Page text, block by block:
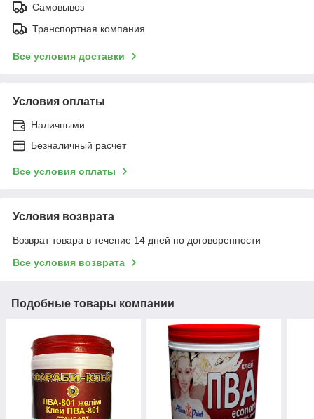
Самовывоз
Транспортная компания
Все условия доставки
Условия оплаты
Наличными
Безналичный расчет
Все условия оплаты
Условия возврата
Возврат товара в течение 14 дней по договоренности
Все условия возврата
Подобные товары компании